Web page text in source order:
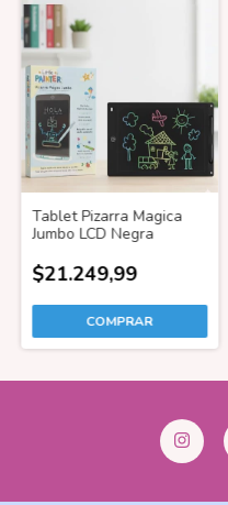
Tablet Pizarra Magica
Jumbo LCD Negra
$21.249,99